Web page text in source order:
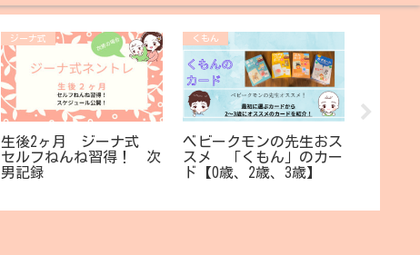
ジーナ式
生後2ヶ月 ジーナ式
セルフねんね習得！ 次
男記録
くもん
ベビークモンの先生おス
スメ 「くもん」のカー
ド【0歳、2歳、3歳】